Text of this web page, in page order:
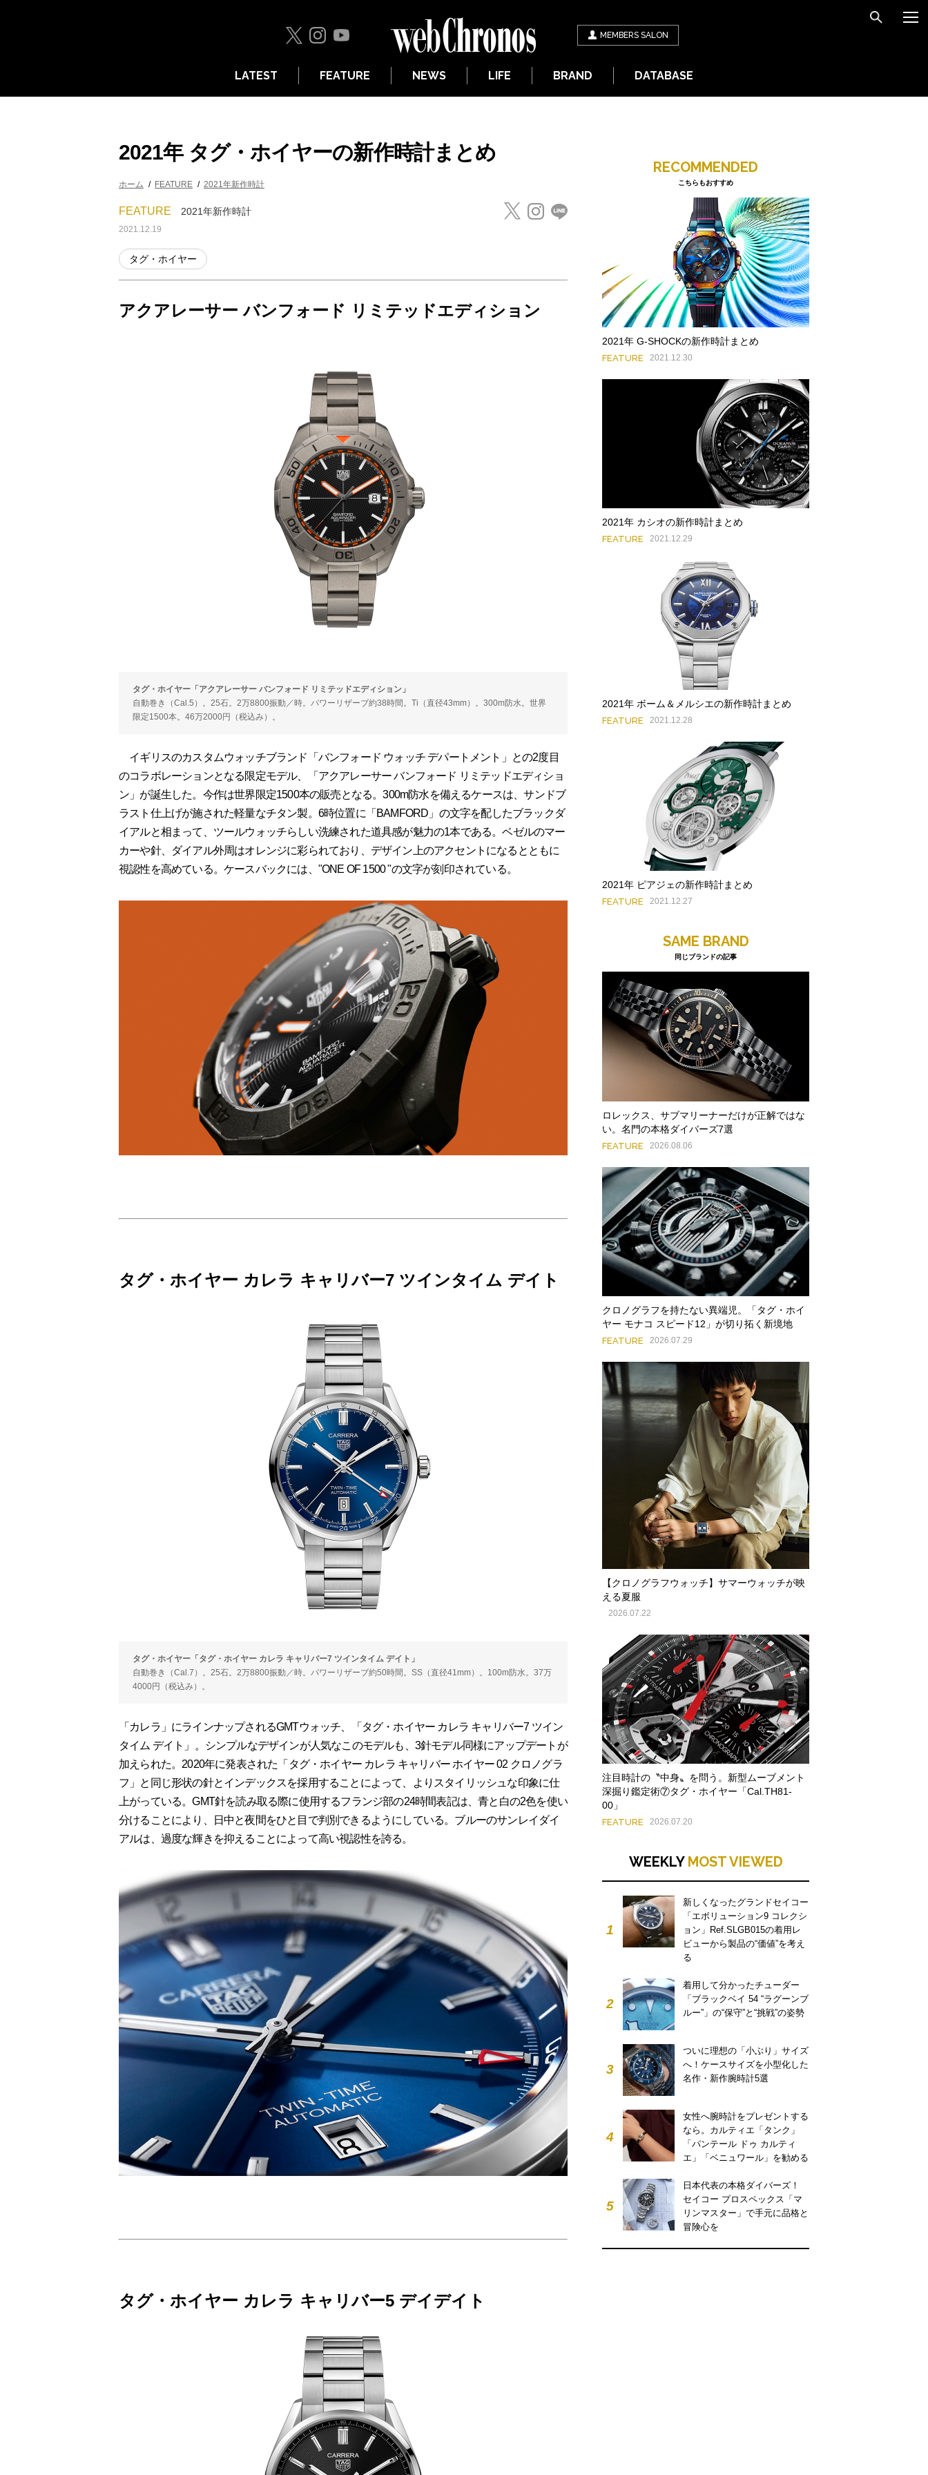
MEMBERS SALON
LATEST FEATURE NEWS LIFE BRAND DATABASE
2021年 タグ・ホイヤーの新作時計まとめ
ホーム FEATURE 2021年新作時計
FEATURE 2021年新作時計
2021.12.19
タグ・ホイヤー
アクアレーサー バンフォード リミテッドエディション
タグ・ホイヤー「アクアレーサー バンフォード リミテッドエディション」
自動巻き（Cal.5）。25石。2万8800振動／時。パワーリザーブ約38時間。Ti（直径43mm）。300m防水。世界
限定1500本。46万2000円（税込み）。
イギリスのカスタムウォッチブランド「バンフォード ウォッチ デパートメント」との2度目
のコラボレーションとなる限定モデル、「アクアレーサー バンフォード リミテッドエディショ
ン」が誕生した。今作は世界限定1500本の販売となる。300m防水を備えるケースは、サンドブ
ラスト仕上げが施された軽量なチタン製。6時位置に「BAMFORD」の文字を配したブラックダ
イアルと相まって、ツールウォッチらしい洗練された道具感が魅力の1本である。ベゼルのマー
カーや針、ダイアル外周はオレンジに彩られており、デザイン上のアクセントになるとともに
視認性を高めている。ケースバックには、"ONE OF 1500 "の文字が刻印されている。
タグ・ホイヤー カレラ キャリバー7 ツインタイム デイト
タグ・ホイヤー「タグ・ホイヤー カレラ キャリバー7 ツインタイム デイト」
自動巻き（Cal.7）。25石。2万8800振動／時。パワーリザーブ約50時間。SS（直径41mm）。100m防水。37万
4000円（税込み）。
「カレラ」にラインナップされるGMTウォッチ、「タグ・ホイヤー カレラ キャリバー7 ツイン
タイム デイト」。シンプルなデザインが人気なこのモデルも、3針モデル同様にアップデートが
加えられた。2020年に発表された「タグ・ホイヤー カレラ キャリバー ホイヤー 02 クロノグラ
フ」と同じ形状の針とインデックスを採用することによって、よりスタイリッシュな印象に仕
上がっている。GMT針を読み取る際に使用するフランジ部の24時間表記は、青と白の2色を使い
分けることにより、日中と夜間をひと目で判別できるようにしている。ブルーのサンレイダイ
アルは、過度な輝きを抑えることによって高い視認性を誇る。
タグ・ホイヤー カレラ キャリバー5 デイデイト
RECOMMENDED
こちらもおすすめ
2021年 G-SHOCKの新作時計まとめ
FEATURE 2021.12.30
2021年 カシオの新作時計まとめ
FEATURE 2021.12.29
2021年 ボーム＆メルシエの新作時計まとめ
FEATURE 2021.12.28
2021年 ピアジェの新作時計まとめ
FEATURE 2021.12.27
SAME BRAND
同じブランドの記事
ロレックス、サブマリーナーだけが正解ではな
い。名門の本格ダイバーズ7選
FEATURE 2026.08.06
クロノグラフを持たない異端児。「タグ・ホイ
ヤー モナコ スピード12」が切り拓く新境地
FEATURE 2026.07.29
【クロノグラフウォッチ】サマーウォッチが映
える夏服
2026.07.22
注目時計の〝中身〟を問う。新型ムーブメント
深掘り鑑定術⑦タグ・ホイヤー「Cal.TH81-
00」
FEATURE 2026.07.20
WEEKLY MOST VIEWED
1
新しくなったグランドセイコー
「エボリューション9 コレクシ
ョン」Ref.SLGB015の着用レ
ビューから製品の“価値”を考え
る
2
着用して分かったチューダー
「ブラックベイ 54 “ラグーンブ
ルー”」の“保守”と“挑戦”の姿勢
3
ついに理想の「小ぶり」サイズ
へ！ケースサイズを小型化した
名作・新作腕時計5選
4
女性へ腕時計をプレゼントする
なら。カルティエ「タンク」
「パンテール ドゥ カルティ
エ」「ベニュワール」を勧める
5
日本代表の本格ダイバーズ！
セイコー プロスペックス「マ
リンマスター」で手元に品格と
冒険心を